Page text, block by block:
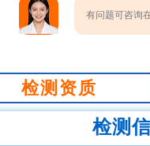
有问题可咨询
检测资质
检测